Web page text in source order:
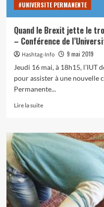
#UNIVERSITE PERMANENTE
Quand le Brexit jette le
– Conférence de
Hashtag-Info
9 mai 2019
Jeudi 16 mai, à 18h15, l’IUT
pour assister à une nouvelle
Permanente...
Lire la suiteEn
sur
le
Brexit
jette
le
trouble
dans